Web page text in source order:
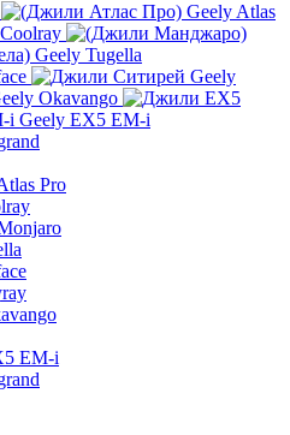
Geely Atlas
Geely Tugella
Geely
Okavango
Geely EX5 EM-i
Pro
EM-i